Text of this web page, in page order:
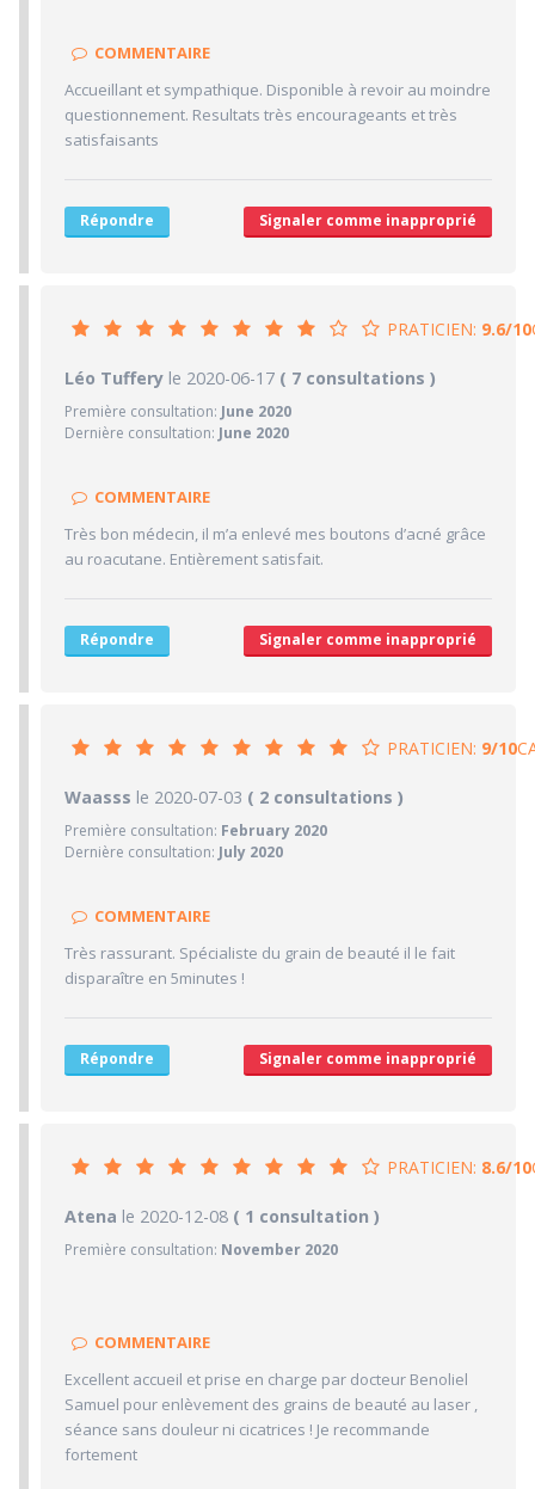
10/10 Clarté des informations médicales délivrées
10/10 Ponctualité/Temps en salle d'attente/Retard
5/10 Stationnements alentours
COMMENTAIRE
Accueillant et sympathique. Disponible à revoir au moindre
questionnement. Resultats très encourageants et très
satisfaisants
Répondre Signaler comme inapproprié
PRATICIEN: 9.6/10
PRATICIEN 9.6/10
10/10 Confiance accordée
10/10 Clarté des informations médicales délivrées
8/10 Ponctualité/Temps en salle d'attente/Retard
5/10 Desserte par les transports en commun
Léo Tuffery le 2020-06-17 ( 7 consultations )
Première consultation: June 2020
Dernière consultation: June 2020
COMMENTAIRE
Très bon médecin, il m’a enlevé mes boutons d’acné grâce
au roacutane. Entièrement satisfait.
Répondre Signaler comme inapproprié
PRATICIEN: 9/10
PRATICIEN9/10
10/10 Confiance accordée
10/10 Clarté des informations médicales délivrées
5/10 Ponctualité/Temps en salle d'attente/Retard
9/10 Desserte par les transports en commun
Waasss le 2020-07-03 ( 2 consultations )
Première consultation: February 2020
Dernière consultation: July 2020
COMMENTAIRE
Très rassurant. Spécialiste du grain de beauté il le fait
disparaître en 5minutes !
Répondre Signaler comme inapproprié
PRATICIEN: 8.6/10
PRATICIEN8.6/10
10/10 Confiance accordée
6/10 Ponctualité/Temps en salle d'attente/Retard
CABINET/LOCAUX10/10
Atena le 2020-12-08 ( 1 consultation )
Première consultation: November 2020
COMMENTAIRE
Excellent accueil et prise en charge par docteur Benoliel
Samuel pour enlèvement des grains de beauté au laser ,
séance sans douleur ni cicatrices ! Je recommande
fortement